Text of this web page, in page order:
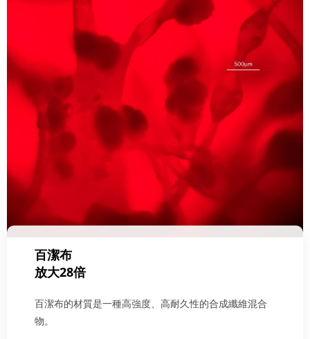
百潔布
放大28倍
百潔布的材質是一種高強度、高耐久性的合成纖維混合
物。